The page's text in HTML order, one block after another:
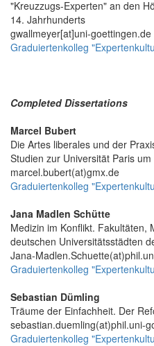
"Kreuzzugs-Experten" an den
14. Jahrhunderts
gwallmeyer[at]uni-goettingen.de
Graduiertenkolleg
Completed Dissertations
Marcel Bubert
Die Artes liberales und der
Studien zur Universität Paris um
marcel.bubert(at)gmx.de
Graduiertenkolleg
Jana Madlen Schütte
Medizin im Konflikt. Fakultäten,
deutschen Universitätsstädten
Jana-
Graduiertenkolleg
Sebastian Dümling
Träume der Einfachheit. Der
sebastian.duemling(at)phil.uni-
Graduiertenkolleg